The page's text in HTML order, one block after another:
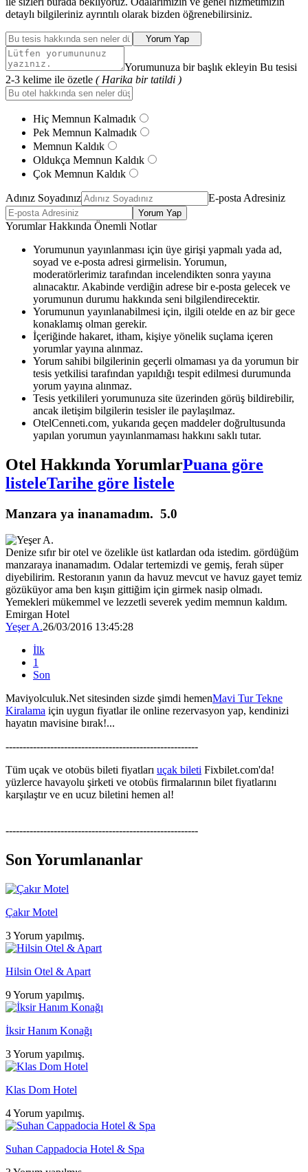
detaylı bilgileriniz ayrıntılı olarak bizden öğrenebilirsiniz.
Yorum Yap
Yorumunuza bir başlık ekleyin Bu tesisi
2-3 kelime ile özetle ( Harika bir tatildi )
Hiç Memnun Kalmadık
Pek Memnun Kalmadık
Memnun Kaldık
Oldukça Memnun Kaldık
Çok Memnun Kaldık
Adınız Soyadınız E-posta Adresiniz
Yorum Yap
Yorumlar Hakkında Önemli Notlar
Yorumunun yayınlanması için üye girişi yapmalı yada ad,
soyad ve e-posta adresi girmelisin. Yorumun,
moderatörlerimiz tarafından incelendikten sonra yayına
alınacaktır. Akabinde verdiğin adrese bir e-posta gelecek ve
yorumunun durumu hakkında seni bilgilendirecektir.
Yorumunun yayınlanabilmesi için, ilgili otelde en az bir gece
konaklamış olman gerekir.
İçeriğinde hakaret, itham, kişiye yönelik suçlama içeren
yorumlar yayına alınmaz.
Yorum sahibi bilgilerinin geçerli olmaması ya da yorumun bir
tesis yetkilisi tarafından yapıldığı tespit edilmesi durumunda
yorum yayına alınmaz.
Tesis yetkilileri yorumunuza site üzerinden görüş bildirebilir,
ancak iletişim bilgilerin tesisler ile paylaşılmaz.
OtelCenneti.com, yukarıda geçen maddeler doğrultusunda
yapılan yorumun yayınlanmaması hakkını saklı tutar.
Otel Hakkında YorumlarPuana göre
listeleTarihe göre listele
Manzara ya inanamadım. 5.0
Denize sıfır bir otel ve özelikle üst katlardan oda istedim. gördüğüm
manzaraya inanamadım. Odalar tertemizdi ve gemiş, ferah süper
diyebilirim. Restoranın yanın da havuz mevcut ve havuz gayet temiz
gözüküyor ama ben kışın gittiğim için girmek nasip olmadı.
Yemekleri mükemmel ve lezzetli severek yedim memnun kaldım.
Emirgan Hotel
Yeşer A.26/03/2016 13:45:28
İlk
1
Son
Maviyolculuk.Net sitesinden sizde şimdi hemenMavi Tur Tekne
Kiralama için uygun fiyatlar ile online rezervasyon yap, kendinizi
hayatın mavisine bırak!...
--------------------------------------------------------
Tüm uçak ve otobüs bileti fiyatları uçak bileti Fixbilet.com'da!
yüzlerce havayolu şirketi ve otobüs firmalarının bilet fiyatlarını
karşılaştır ve en ucuz biletini hemen al!
--------------------------------------------------------
Son Yorumlananlar
Çakır Motel
3 Yorum yapılmış.
Hilsin Otel & Apart
9 Yorum yapılmış.
İksir Hanım Konağı
3 Yorum yapılmış.
Klas Dom Hotel
4 Yorum yapılmış.
Suhan Cappadocia Hotel & Spa